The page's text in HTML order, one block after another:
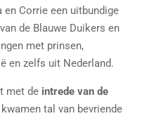
Corrie een uitbundige
de Blauwe Duikers en
met prinsen,
en zelfs uit Nederland.
met de intrede van de
kwamen tal van bevriende